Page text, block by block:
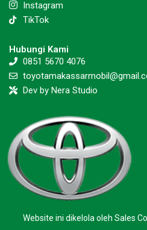
Instagram
TikTok
Hubungi Kami
0851 5670 4076
Dev by Nera Studio
Website ini dikelola oleh Sales